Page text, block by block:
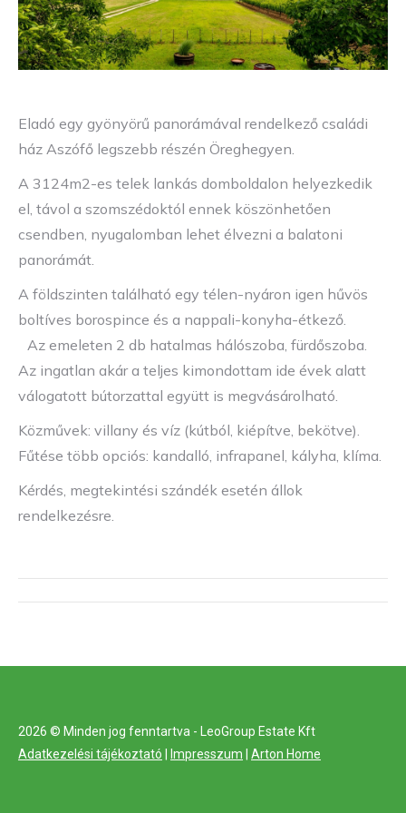
Eladó egy gyönyörű panorámával rendelkező családi
ház Aszófő legszebb részén Öreghegyen.
A 3124m2-es telek lankás domboldalon helyezkedik
el, távol a szomszédoktól ennek köszönhetően
csendben, nyugalomban lehet élvezni a balatoni
panorámát.
A földszinten található egy télen-nyáron igen hűvös
boltíves borospince és a nappali-konyha-étkező.
Az emeleten 2 db hatalmas hálószoba, fürdőszoba.
Az ingatlan akár a teljes kimondottam ide évek alatt
válogatott bútorzattal együtt is megvásárolható.
Közművek: villany és víz (kútból, kiépítve, bekötve).
Fűtése több opciós: kandalló, infrapanel, kályha, klíma.
Kérdés, megtekintési szándék esetén állok
rendelkezésre.
Project
2026 © Minden jog fenntartva - LeoGroup Estate Kft
Adatkezelési tájékoztató
Impresszum Arton Home